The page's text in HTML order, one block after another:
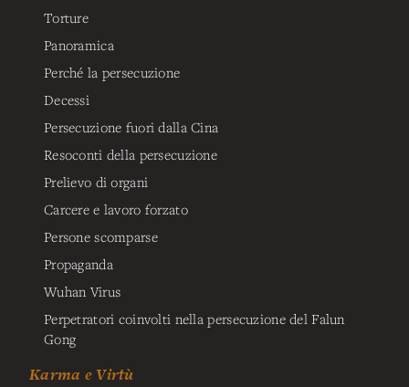
Torture
Panoramica
Perché la persecuzione
Decessi
Persecuzione fuori dalla Cina
Resoconti della persecuzione
Prelievo di organi
Carcere e lavoro forzato
Persone scomparse
Propaganda
Wuhan Virus
Perpetratori coinvolti nella persecuzione del Falun
Gong
Karma e Virtù